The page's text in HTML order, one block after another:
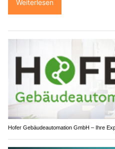
Weiterlesen
Hofer Gebäudeautomation GmbH – Ihre